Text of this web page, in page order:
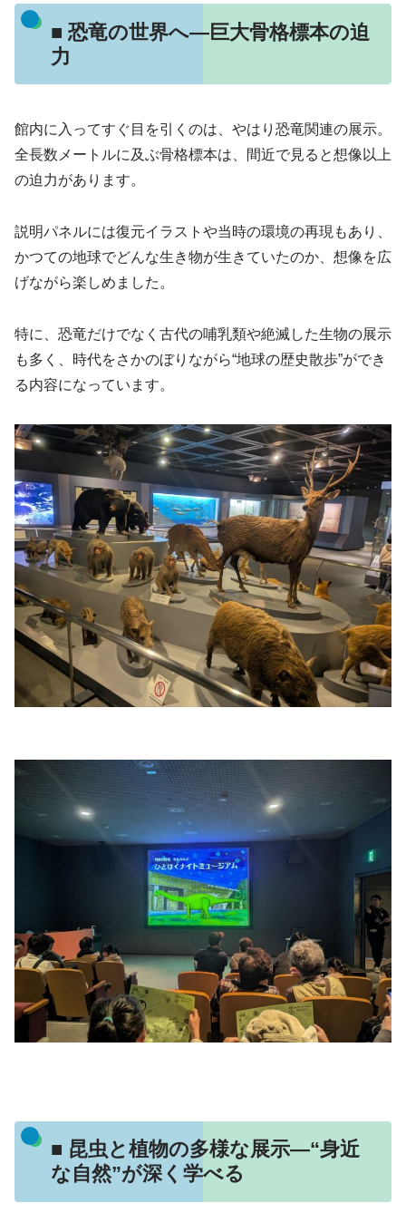
■ 恐竜の世界へ—巨大骨格標本の迫
力
館内に入ってすぐ目を引くのは、やはり恐竜関連の展示。
全長数メートルに及ぶ骨格標本は、間近で見ると想像以上
の迫力があります。
説明パネルには復元イラストや当時の環境の再現もあり、
かつての地球でどんな生き物が生きていたのか、想像を広
げながら楽しめました。
特に、恐竜だけでなく古代の哺乳類や絶滅した生物の展示
も多く、時代をさかのぼりながら“地球の歴史散歩”ができ
る内容になっています。
■ 昆虫と植物の多様な展示—“身近
な自然”が深く学べる